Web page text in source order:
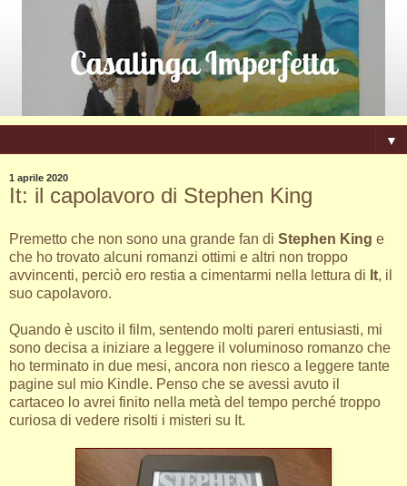
▼
1 aprile 2020
It: il capolavoro di Stephen King
Premetto che non sono una grande fan di Stephen King e
che ho trovato alcuni romanzi ottimi e altri non troppo
avvincenti, perciò ero restia a cimentarmi nella lettura di It, il
suo capolavoro.
Quando è uscito il film, sentendo molti pareri entusiasti, mi
sono decisa a iniziare a leggere il voluminoso romanzo che
ho terminato in due mesi, ancora non riesco a leggere tante
pagine sul mio Kindle. Penso che se avessi avuto il
cartaceo lo avrei finito nella metà del tempo perché troppo
curiosa di vedere risolti i misteri su It.